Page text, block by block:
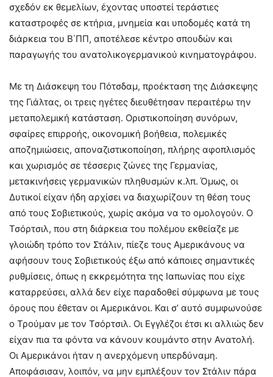
σχεδόν εκ θεμελίων, έχοντας υποστεί τεράστιες
καταστροφές σε κτήρια, μνημεία και υποδομές κατά τη
διάρκεια του Β΄ΠΠ, αποτέλεσε κέντρο σπουδών και
παραγωγής του ανατολικογερμανικού κινηματογράφου.
Με τη Διάσκεψη του Πότσδαμ, προέκταση της Διάσκεψης
της Γιάλτας, οι τρεις ηγέτες διευθέτησαν περαιτέρω την
μεταπολεμική κατάσταση. Οριστικοποίηση συνόρων,
σφαίρες επιρροής, οικονομική βοήθεια, πολεμικές
αποζημιώσεις, αποναζιστικοποίηση, πλήρης αφοπλισμός
και χωρισμός σε τέσσερις ζώνες της Γερμανίας,
μετακινήσεις γερμανικών πληθυσμών κ.λπ. Όμως, οι
Δυτικοί είχαν ήδη αρχίσει να διαχωρίζουν τη θέση τους
από τους Σοβιετικούς, χωρίς ακόμα να το ομολογούν. Ο
Τσόρτσιλ, που στη διάρκεια του πολέμου εκθείαζε με
γλοιώδη τρόπο τον Στάλιν, πίεζε τους Αμερικάνους να
αφήσουν τους Σοβιετικούς έξω από κάποιες σημαντικές
ρυθμίσεις, όπως η εκκρεμότητα της Ιαπωνίας που είχε
καταρρεύσει, αλλά δεν είχε παραδοθεί σύμφωνα με τους
όρους που έθεταν οι Αμερικάνοι. Και σ’ αυτό συμφωνούσε
ο Τρούμαν με τον Τσόρτσιλ. Οι Εγγλέζοι έτσι κι αλλιώς δεν
είχαν πια τα φόντα να κάνουν κουμάντο στην Ανατολή.
Οι Αμερικάνοι ήταν η ανερχόμενη υπερδύναμη.
Αποφάσισαν, λοιπόν, να μην εμπλέξουν τον Στάλιν πάρα